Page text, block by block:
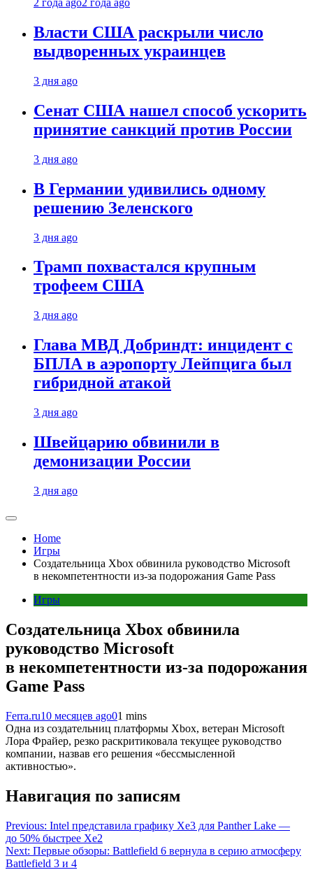
2 года ago2 года ago
Власти США раскрыли число
выдворенных украинцев
3 дня ago
Сенат США нашел способ ускорить
принятие санкций против России
3 дня ago
В Германии удивились одному
решению Зеленского
3 дня ago
Трамп похвастался крупным
трофеем США
3 дня ago
Глава МВД Добриндт: инцидент с
БПЛА в аэропорту Лейпцига был
гибридной атакой
3 дня ago
Швейцарию обвинили в
демонизации России
3 дня ago
Home
Игры
Создательница Xbox обвинила руководство Microsoft
в некомпетентности из-за подорожания Game Pass
Игры
Создательница Xbox обвинила
руководство Microsoft
в некомпетентности из-за подорожания
Game Pass
Ferra.ru10 месяцев ago01 mins
Одна из создательниц платформы Xbox, ветеран Microsoft
Лора Фрайер, резко раскритиковала текущее руководство
компании, назвав его решения «бессмысленной
активностью».
Навигация по записям
Previous: Intel представила графику Xe3 для Panther Lake —
до 50% быстрее Xe2
Next: Первые обзоры: Battlefield 6 вернула в серию атмосферу
Battlefield 3 и 4